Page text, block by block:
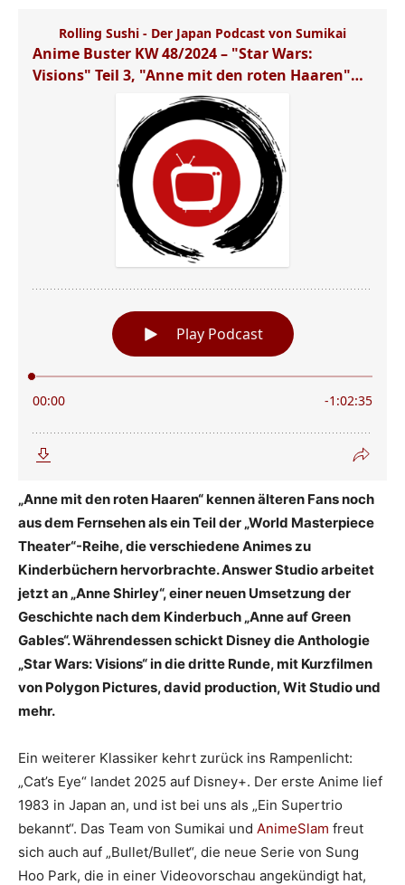
„Anne mit den roten Haaren“ kennen älteren Fans noch
aus dem Fernsehen als ein Teil der „World Masterpiece
Theater“-Reihe, die verschiedene Animes zu
Kinderbüchern hervorbrachte. Answer Studio arbeitet
jetzt an „Anne Shirley“, einer neuen Umsetzung der
Geschichte nach dem Kinderbuch „Anne auf Green
Gables“. Währendessen schickt Disney die Anthologie
„Star Wars: Visions“ in die dritte Runde, mit Kurzfilmen
von Polygon Pictures, david production, Wit Studio und
mehr.
Ein weiterer Klassiker kehrt zurück ins Rampenlicht:
„Cat’s Eye“ landet 2025 auf Disney+. Der erste Anime lief
1983 in Japan an, und ist bei uns als „Ein Supertrio
bekannt“. Das Team von Sumikai und AnimeSlam freut
sich auch auf „Bullet/Bullet“, die neue Serie von Sung
Hoo Park, die in einer Videovorschau angekündigt hat,